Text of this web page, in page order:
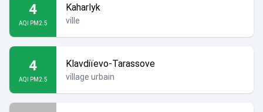
4
AQI PM2.5
Kaharlyk
ville
4
AQI PM2.5
Klavdiïevo-Tarassove
village urbain